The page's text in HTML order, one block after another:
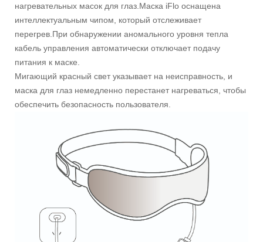
нагревательных масок для глаз.Маска iFlo оснащена
интеллектуальным чипом, который отслеживает
перегрев.При обнаружении аномального уровня тепла
кабель управления автоматически отключает подачу
питания к маске.
Мигающий красный свет указывает на неисправность, и
маска для глаз немедленно перестанет нагреваться, чтобы
обеспечить безопасность пользователя.